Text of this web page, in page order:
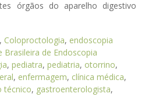
órgãos do aparelho digestivo
, Coloproctologia, endoscopia
Brasileira de Endoscopia
, pediatra, pediatria, otorrino,
, enfermagem, clínica médica,
técnico, gastroenterologista,